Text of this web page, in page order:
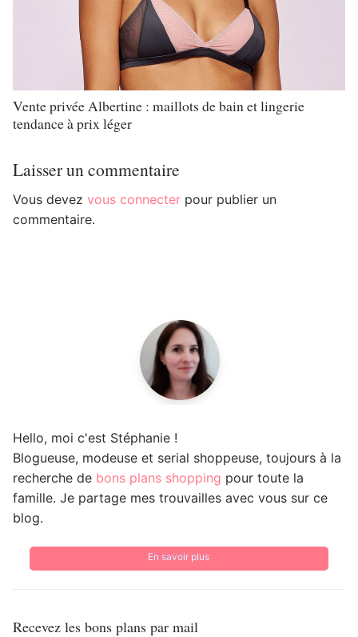
Vente privée Albertine : maillots de bain et lingerie
tendance à prix léger
Laisser un commentaire
Vous devez vous connecter pour publier un
commentaire.
Hello, moi c'est Stéphanie !
Blogueuse, modeuse et serial shoppeuse, toujours à la
recherche de bons plans shopping pour toute la
famille. Je partage mes trouvailles avec vous sur ce
blog.
En savoir plus
Recevez les bons plans par mail